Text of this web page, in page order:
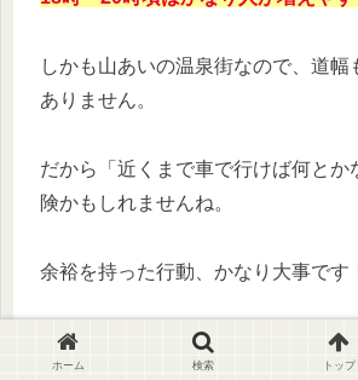
しかも山あいの温泉街なので、道幅
ありません。
だから「近くまで車で行けば何とか
険かもしれませんね。
余裕を持った行動、かなり大事です
ホーム 検索 トップ